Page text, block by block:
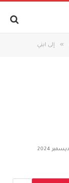
» إلى ابني